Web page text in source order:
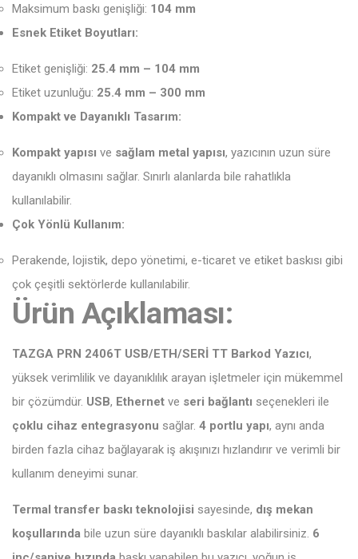
Maksimum baskı genişliği: 104 mm
Esnek Etiket Boyutları:
Etiket genişliği: 25.4 mm – 104 mm
Etiket uzunluğu: 25.4 mm – 300 mm
Kompakt ve Dayanıklı Tasarım:
Kompakt yapısı ve sağlam metal yapısı, yazıcının uzun süre
dayanıklı olmasını sağlar. Sınırlı alanlarda bile rahatlıkla
kullanılabilir.
Çok Yönlü Kullanım:
Perakende, lojistik, depo yönetimi, e-ticaret ve etiket baskısı gibi
çok çeşitli sektörlerde kullanılabilir.
Ürün Açıklaması:
TAZGA PRN 2406T USB/ETH/SERİ TT Barkod Yazıcı,
yüksek verimlilik ve dayanıklılık arayan işletmeler için mükemmel
bir çözümdür. USB, Ethernet ve seri bağlantı seçenekleri ile
çoklu cihaz entegrasyonu sağlar. 4 portlu yapı, aynı anda
birden fazla cihaz bağlayarak iş akışınızı hızlandırır ve verimli bir
kullanım deneyimi sunar.
Termal transfer baskı teknolojisi sayesinde, dış mekan
koşullarında bile uzun süre dayanıklı baskılar alabilirsiniz. 6